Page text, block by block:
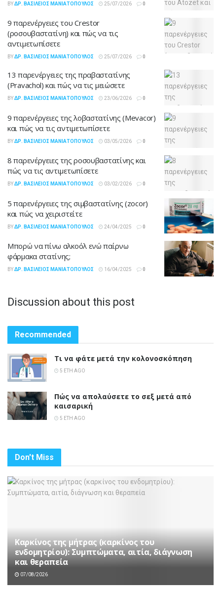
BYΔΡ. ΒΑΣΊΛΕΙΟΣ ΜΑΝΙΑΤΌΠΟΥΛΟΣ 25/07/2026 0
9 παρενέργειες του Crestor
(ροσουβαστατίνη) και πώς να τις
αντιμετωπίσετε
BYΔΡ. ΒΑΣΊΛΕΙΟΣ ΜΑΝΙΑΤΌΠΟΥΛΟΣ 25/07/2026 0
13 παρενέργειες της πραβαστατίνης
(Pravachol) και πώς να τις μειώσετε
BYΔΡ. ΒΑΣΊΛΕΙΟΣ ΜΑΝΙΑΤΌΠΟΥΛΟΣ 23/06/2026 0
9 παρενέργειες της λοβαστατίνης (Mevacor)
και πώς να τις αντιμετωπίσετε
BYΔΡ. ΒΑΣΊΛΕΙΟΣ ΜΑΝΙΑΤΌΠΟΥΛΟΣ 03/05/2026 0
8 παρενέργειες της ροσουβαστατίνης και
πώς να τις αντιμετωπίσετε
BYΔΡ. ΒΑΣΊΛΕΙΟΣ ΜΑΝΙΑΤΌΠΟΥΛΟΣ 03/02/2026 0
5 παρενέργειες της σιμβαστατίνης (zocor)
και πώς να χειριστείτε
BYΔΡ. ΒΑΣΊΛΕΙΟΣ ΜΑΝΙΑΤΌΠΟΥΛΟΣ 24/04/2025 0
Μπορώ να πίνω αλκοόλ ενώ παίρνω
φάρμακα στατίνης;
BYΔΡ. ΒΑΣΊΛΕΙΟΣ ΜΑΝΙΑΤΌΠΟΥΛΟΣ 16/04/2025 0
Discussion about this post
Recommended
Τι να φάτε μετά την κολονοσκόπηση
5 ΈΤΗ AGO
Πώς να απολαύσετε το σεξ μετά από
καισαρική
5 ΈΤΗ AGO
Don't Miss
Καρκίνος της μήτρας (καρκίνος του
ενδομητρίου): Συμπτώματα, αιτία, διάγνωση
και θεραπεία
07/08/2026